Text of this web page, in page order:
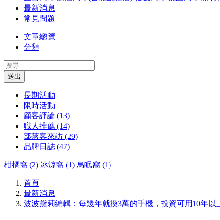
最新消息
常見問題
文章總覽
分類
送出
長期活動
限時活動
顧客評論 (13)
職人推薦 (14)
部落客來訪 (29)
品牌日誌 (47)
柑橘窩 (2) 冰涼窩 (1) 烏眠窩 (1)
首頁
最新消息
波波黛莉編輯：每幾年就換3萬的手機，投資可用10年以